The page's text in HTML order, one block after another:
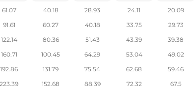
Большая упаковка - 25
Наличие и цены уточняйте у наших
61.07 40.18 28.93 24.11 20.09
91.61 60.27 40.18 33.75 29.73
122.14 80.36 51.43 43.39 39.38
160.71 100.45 64.29 53.04 49.02
192.86 131.79 75.54 62.68 59.46
223.39 152.68 88.39 72.32 67.5